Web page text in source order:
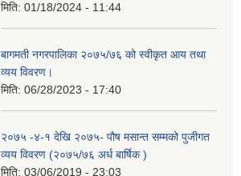
मिति: 01/18/2024 - 11:44
बागमती नगरपालिका २०७५/७६ को स्वीकृत आय तथा
व्यय विवरण।
मिति: 06/28/2023 - 17:40
२०७५ -४-१ देखि २०७५- पौष मसान्त सम्मको पुजीगत
व्यय विवरण (२०७५/७६ अर्ध बार्षिक )
मिति: 03/06/2019 - 23:03